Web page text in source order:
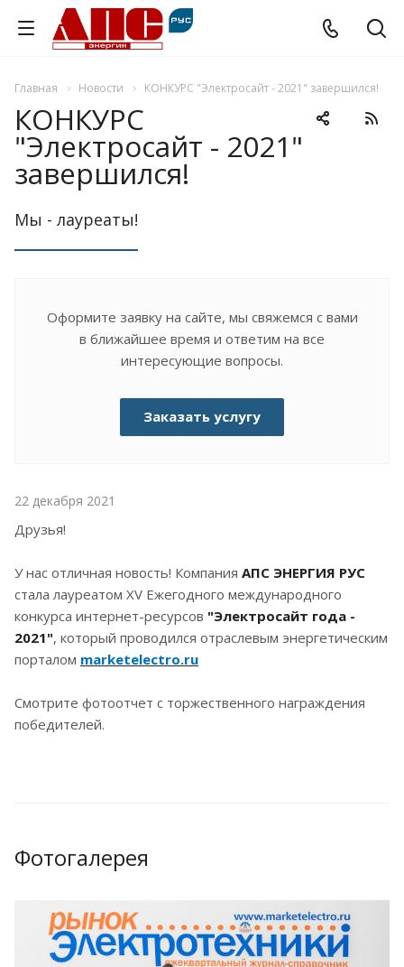
Главная Новости КОНКУРС "Электросайт - 2021" завершился!
КОНКУРС
"Электросайт - 2021"
завершился!
Мы - лауреаты!
Оформите заявку на сайте, мы свяжемся с вами
в ближайшее время и ответим на все
интересующие вопросы.
Заказать услугу
22 декабря 2021
Друзья!
У нас отличная новость! Компания АПС ЭНЕРГИЯ РУС
стала лауреатом XV Ежегодного международного
конкурса интернет-ресурсов "Электросайт года -
2021", который проводился отраслевым энергетическим
порталом marketelectro.ru
Смотрите фотоотчет с торжественного награждения
победителей.
Фотогалерея